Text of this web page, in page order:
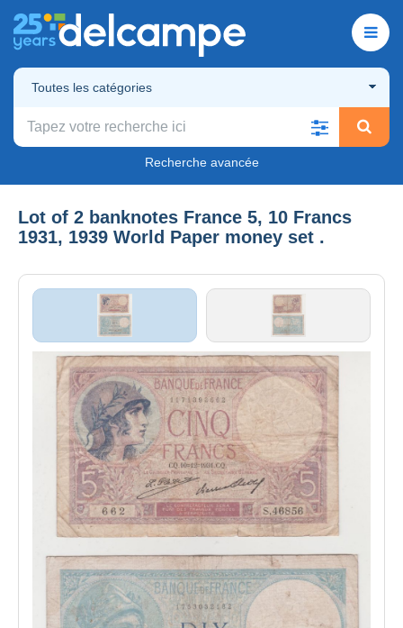
Toutes les catégories
Recherche avancée
Lot of 2 banknotes France 5, 10 Francs
1931, 1939 World Paper money set .